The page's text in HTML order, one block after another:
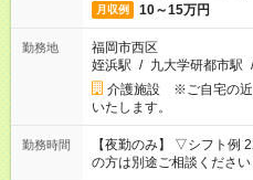
月収例 10～15万円
勤務地
福岡市西区
姪浜駅 / 九大学研都市駅
介護施設 ※ご自宅の近
いたします。
勤務時間
【夜勤のみ】 ▽シフト例 22:00～翌07:00(休憩60分) ★日勤希望
の方は別途ご相談くださ